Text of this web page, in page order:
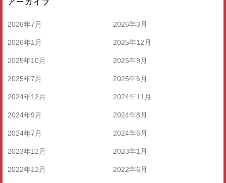
アーカイブ
2026年7月 2026年3月
2026年1月 2025年12月
2025年10月 2025年9月
2025年7月 2025年6月
2024年12月 2024年11月
2024年9月 2024年8月
2024年7月 2024年6月
2023年12月 2023年1月
2022年12月 2022年6月